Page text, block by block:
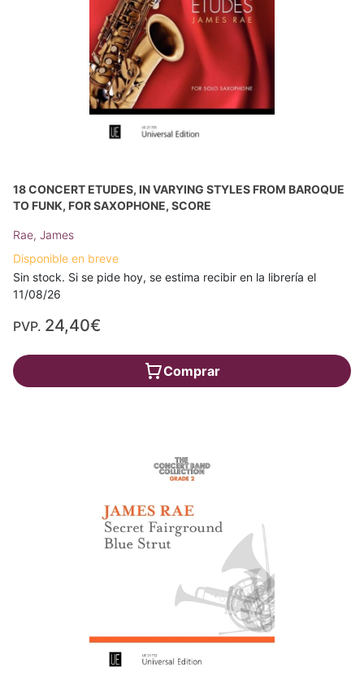
18 CONCERT ETUDES, IN VARYING STYLES FROM BAROQUE
TO FUNK, FOR SAXOPHONE, SCORE
Rae, James
Disponible en breve
Sin stock. Si se pide hoy, se estima recibir en la librería el
11/08/26
PVP. 24,40€
Comprar